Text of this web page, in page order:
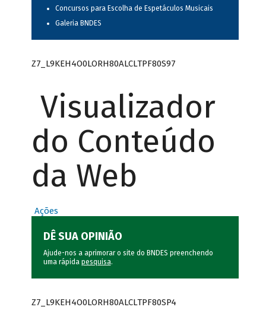
Concursos para Escolha de Espetáculos Musicais
Galeria BNDES
Z7_L9KEH4O0LORH80ALCLTPF80S97
Visualizador
do Conteúdo
da Web
Ações
DÊ SUA OPINIÃO
Ajude-nos a aprimorar o site do BNDES preenchendo
uma rápida pesquisa.
Z7_L9KEH4O0LORH80ALCLTPF80SP4